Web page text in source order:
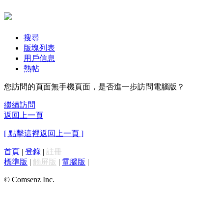
搜尋
版塊列表
用戶信息
熱帖
您訪問的頁面無手機頁面，是否進一步訪問電腦版？
繼續訪問
返回上一頁
[ 點擊這裡返回上一頁 ]
首頁 | 登錄 | 註冊
標準版 | 觸屏版 | 電腦版 |
© Comsenz Inc.